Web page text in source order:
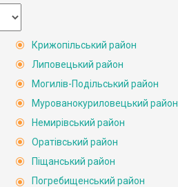
Крижопільський район
Липовецький район
Могилів-Подільський район
Мурованокуриловецький район
Немирівський район
Оратівський район
Піщанський район
Погребищенський район